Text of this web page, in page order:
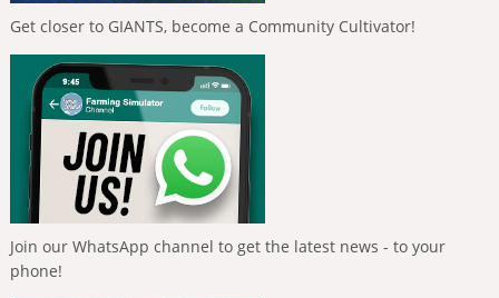
Get closer to GIANTS, become a Community Cultivator!
Join our WhatsApp channel to get the latest news - to your
phone!